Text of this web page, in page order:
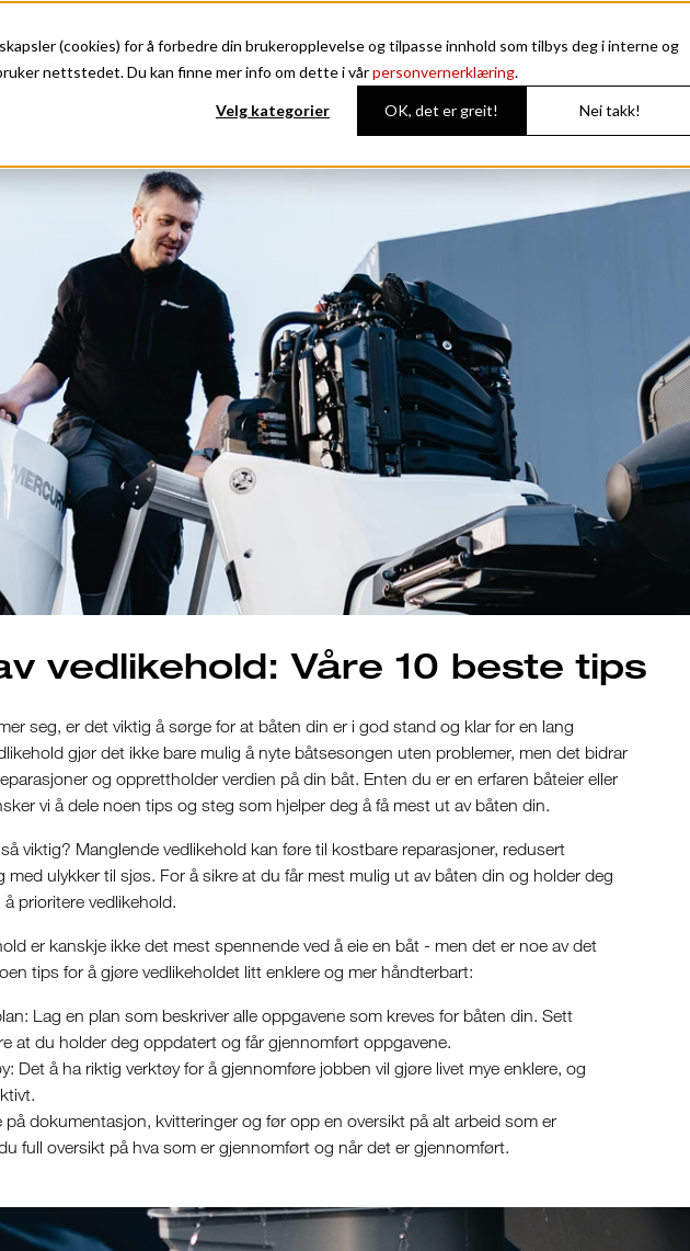
(cookies) for å forbedre din brukeropplevelse og tilpasse innhold som tilbys deg i interne og
nettstedet. Du kan finne mer info om dette i vårpersonvernerklæring.
Velg kategorier OK, det er greit! Nei takk!
Enduro Coupe
vedlikehold: Våre 10 beste tips
seg, er det viktig å sørge for at båten din er i god stand og klar for en lang
gjør det ikke bare mulig å nyte båtsesongen uten problemer, men det bidrar
og opprettholder verdien på din båt. Enten du er en erfaren båteier eller
vi å dele noen tips og steg som hjelper deg å få mest ut av båten din.
viktig? Manglende vedlikehold kan føre til kostbare reparasjoner, redusert
med ulykker til sjøs. For å sikre at du får mest mulig ut av båten din og holder deg
prioritere vedlikehold.
er kanskje ikke det mest spennende ved å eie en båt - men det er noe av det
tips for å gjøre vedlikeholdet litt enklere og mer håndterbart:
Lag en plan som beskriver alle oppgavene som kreves for båten din. Sett
at du holder deg oppdatert og får gjennomført oppgavene.
Det å ha riktig verktøy for å gjennomføre jobben vil gjøre livet mye enklere, og
på dokumentasjon, kvitteringer og før opp en oversikt på alt arbeid som er
full oversikt på hva som er gjennomført og når det er gjennomført.